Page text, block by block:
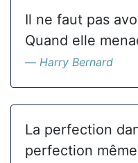
Il ne faut pas
Quand elle
Harry Bernard
La perfection
perfection